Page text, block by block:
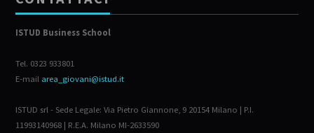
ISTUD Business School
Tel. 0323 933801
E-mail area_giovani@istud.it
ISTUD srl - Sede Legale: Via Pietro Giannone, 9 20154 Milano | P.I.
11993140968 | R.E.A. Milano MI-2633590